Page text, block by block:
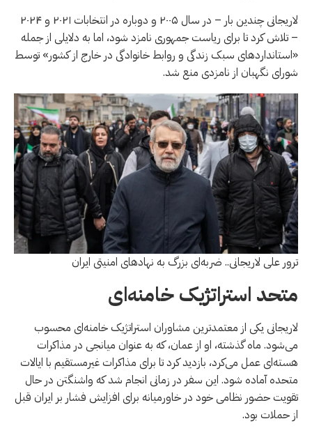
لاریجانی چندین بار – در سال ۲۰۰۵ و دوباره در انتخابات ۲۰۲۱ و ۲۰۲۴
– تلاش کرد تا برای ریاست جمهوری نامزد شود، اما به دلایلی از جمله
«استانداردهای سبک زندگی و روابط خانوادگی در خارج از کشور» توسط
شورای نگهبان از نامزدی منع شد.
ترور علی لاریجانی.. ضربه‌ای بزرگ به نهادهای امنیتی ایران
متحد استراتژیک خامنه‌ای
لاریجانی یکی از معتمدترین مشاوران استراتژیک خامنه‌ای محسوب
می‌شود. ماه گذشته، او از عمان، که به عنوان میانجی در مذاکرات
هسته‌ای عمل می‌کرد، بازدید کرد تا برای مذاکرات غیرمستقیم با ایالات
متحده آماده شود. این سفر در زمانی انجام شد که واشنگتن در حال
تقویت حضور نظامی خود در خاورمیانه برای افزایش فشار بر ایران قبل
از حملات بود.